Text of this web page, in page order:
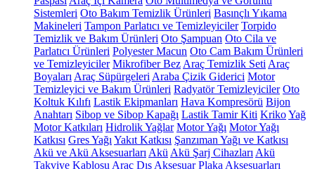
Sistemleri Oto Bakım Temizlik Ürünleri Basınçlı Yıkama
Makineleri Tampon Parlatıcı ve Temizleyiciler Torpido
Temizlik ve Bakım Ürünleri Oto Şampuan Oto Cila ve
Parlatıcı Ürünleri Polyester Macun Oto Cam Bakım Ürünleri
ve Temizleyiciler Mikrofiber Bez Araç Temizlik Seti Araç
Boyaları Araç Süpürgeleri Araba Çizik Giderici Motor
Temizleyici ve Bakım Ürünleri Radyatör Temizleyiciler Oto
Koltuk Kılıfı Lastik Ekipmanları Hava Kompresörü Bijon
Anahtarı Sibop ve Sibop Kapağı Lastik Tamir Kiti KrikoYağ
Motor Katkıları Hidrolik Yağlar Motor Yağı Motor Yağı
Katkısı Gres Yağı Yakıt Katkısı Şanzıman Yağı ve Katkısı
Akü ve Akü Aksesuarları Akü Akü Şarj Cihazları Akü
Takviye Kablosu Araç Dış Aksesuar Plaka Aksesuarları